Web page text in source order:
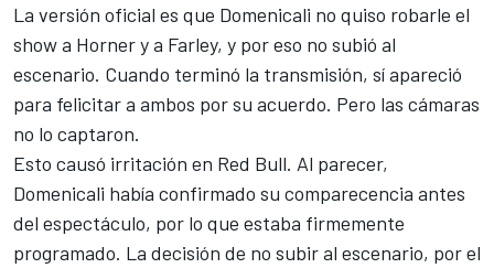
La versión oficial es que Domenicali no quiso robarle el
show a Horner y a Farley, y por eso no subió al
escenario. Cuando terminó la transmisión, sí apareció
para felicitar a ambos por su acuerdo. Pero las cámaras
no lo captaron.
Esto causó irritación en Red Bull. Al parecer,
Domenicali había confirmado su comparecencia antes
del espectáculo, por lo que estaba firmemente
programado. La decisión de no subir al escenario, por el